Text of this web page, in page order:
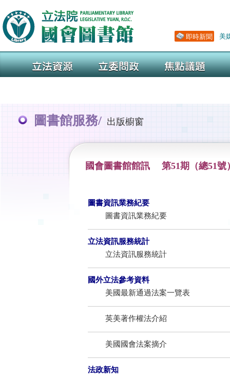
圖書館服務/ 出版櫥窗
國會圖書館館訊 第51期（總51號
圖書資訊業務紀要
圖書資訊業務紀要
立法資訊服務統計
立法資訊服務統計
國外立法參考資料
美國最新通過法案一覽表
英美著作權法介紹
美國國會法案摘介
法政新知